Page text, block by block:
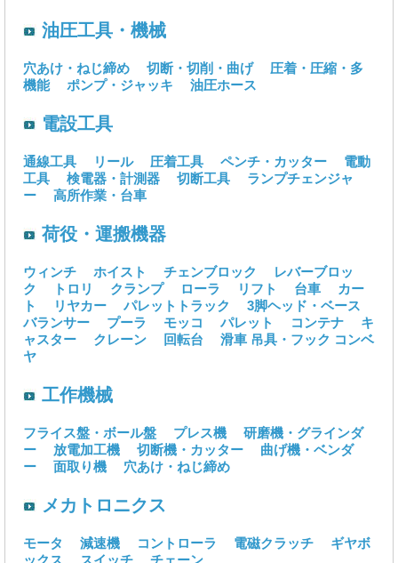
油圧工具・機械
穴あけ・ねじ締め 切断・切削・曲げ
圧着・圧縮・多
機能
ポンプ・ジャッキ 油圧ホース
電設工具
通線工具 リール 圧着工具 ペンチ・カッター
電動
工具
検電器・計測器 切断工具
ランプチェンジャ
ー
高所作業・台車
荷役・運搬機器
ウィンチ ホイスト チェンブロック
レバーブロッ
ク
トロリ クランプ ローラ リフト 台車
カー
ト
リヤカー パレットトラック
3脚ヘッド・ベース
バランサー
プーラ モッコ パレット コンテナ
キ
ャスター
クレーン 回転台 滑車 吊具・フック コンベ
ヤ
工作機械
フライス盤・ボール盤 プレス機
研磨機・グラインダ
ー
放電加工機 切断機・カッター
曲げ機・ベンダ
ー
面取り機 穴あけ・ねじ締め
メカトロニクス
モータ 減速機 コントローラ 電磁クラッチ
ギヤボ
ックス
スイッチ チェーン